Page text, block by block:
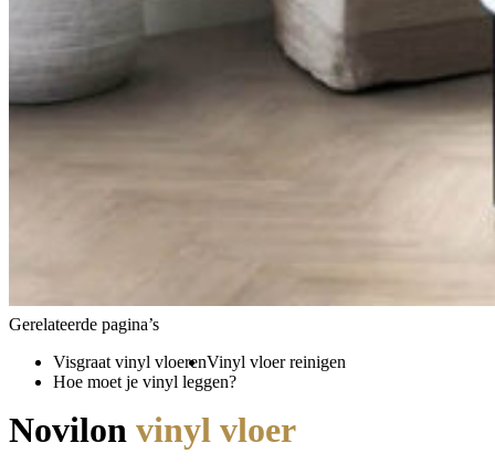
Gerelateerde pagina’s
Visgraat vinyl vloerenVinyl vloer reinigen
Hoe moet je vinyl leggen?
Novilon vinyl vloer